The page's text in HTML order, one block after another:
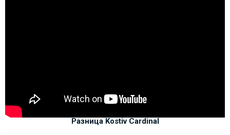
Разница Kostiv Cardinal